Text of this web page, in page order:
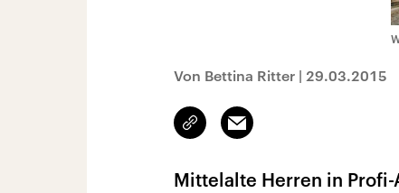
Von Bettina Ritter | 29.03.2015
Link
kopieren/teilen
Email
Mittelalte Herren in